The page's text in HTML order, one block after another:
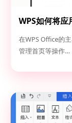
WPS如何将应
在WPS Office的
管理首页等操作…